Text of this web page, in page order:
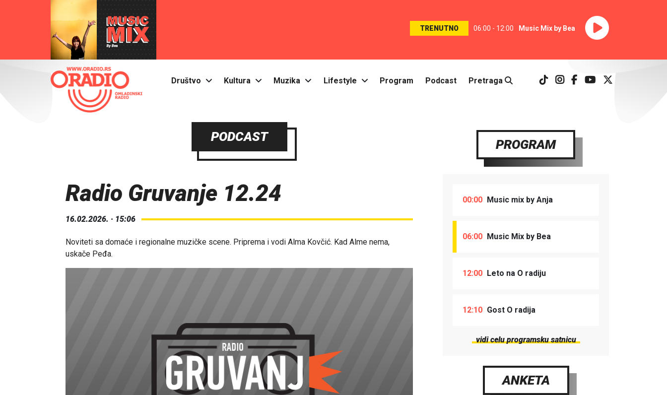
TRENUTNO 06:00 - 12:00 Music Mix by Bea
Društvo Kultura Muzika Lifestyle Program Podcast Pretraga
PODCAST
Radio Gruvanje 12.24
16.02.2026. · 15:06
Noviteti sa domaće i regionalne muzičke scene. Priprema i vodi Alma Kovčić. Kad Alme nema,
uskače Peđa.
PROGRAM
00:00 Music mix by Anja
06:00 Music Mix by Bea
12:00 Leto na O radiju
12:10 Gost O radija
vidi celu programsku satnicu
ANKETA